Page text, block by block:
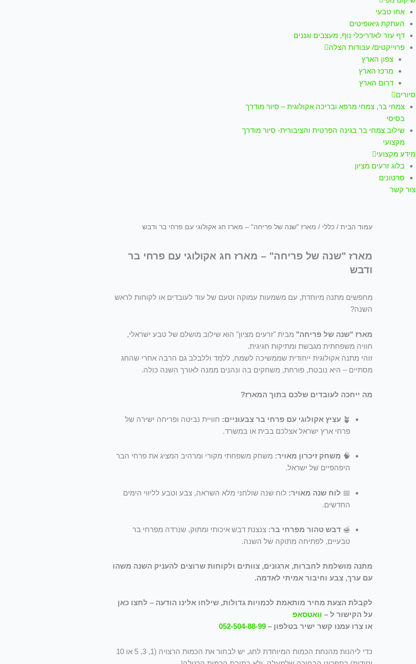
אחו טבעי
העתקת גיאופיטים
דף עזר לאדריכלי נוף, מעצבים וגננים
פרוייקטים/ עבודות הצלה
צפון הארץ
מרכז הארץ
דרום הארץ
סיורים
צמחי בר, צמחי מרפא ובריכה אקולוגית – סיור מודרך
בסיסי
שילוב צמחי בר בגינה הפרטית והציבורית- סיור מודרך
מקצועי
מידע מקצועי
בלוג זרעים מציון
סרטונים
צור קשר
עמוד הבית / כללי / מארז "שנה של פריחה" – מארז חג אקולוגי עם פרחי בר ודבש
מארז "שנה של פריחה" – מארז חג אקולוגי עם פרחי בר
ודבש
מחפשים מתנה מיוחדת, עם משמעות עמוקה וטעם של עוד לעובדים או לקוחות לראש
השנה?
מארז "שנה של פריחה" מבית "זרעים מציון" הוא שילוב מושלם של טבע ישראלי,
חוויה משפחתית מגבשת ומתיקות חגיגית.
זוהי מתנה אקולוגית ייחודית שממשיכה לשמח, ללמד וללבלב גם הרבה אחרי שהחג
מסתיים – היא נובטת, פורחת, משחקים בה ונהנים ממנה לאורך השנה כולה.
מה ייחכה לעובדים שלכם בתוך המארז?
🪴 עציץ אקולוגי עם פרחי בר צבעוניים: חוויית נביטה ופריחה ישירה של
פרחי ארץ ישראל אצלכם בבית או במשרד.
🧠 משחק זיכרון מאויר: משחק משפחתי מקורי ומרהיב המציג את פרחי הבר
היפהפיים של ישראל.
📅 לוח שנה מאויר: לוח שנה שולחני מלא השראה, צבע וטבע לליווי הימים
החדשים.
🍯 דבש טהור מפרחי בר: צנצנת דבש איכותי ומתוק, שנרדה מפרחי בר
טבעיים, לפתיחה מתוקה של השנה.
מתנה מושלמת לחברות, ארגונים, צוותים ולקוחות שרוצים להעניק השנה משהו
עם ערך, צבע וחיבור אמיתי לאדמה.
לקבלת הצעת מחיר מותאמת לכמויות גדולות, שילחו אלינו הודעה – לחצו כאן
על הקישור ל – וואטסאפ
או צרו עמנו קשר ישיר בטלפון – 052-504-88-99
כדי ליהנות מהנחת הכמות המיוחדת לחג, יש לבחור את הכמות הרצויה (1, 3, 5 או 10